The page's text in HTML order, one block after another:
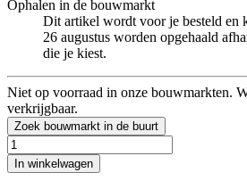
Ophalen in de bouwmarkt
Dit artikel wordt voor je besteld en
26 augustus worden opgehaald
die je kiest.
Niet op voorraad in onze bouwmarkten.
verkrijgbaar.
Zoek bouwmarkt in de buurt
In winkelwagen